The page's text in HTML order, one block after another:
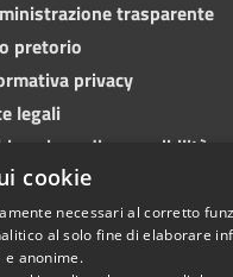
trasparente
pretorio
privacy
legali
di accessibilità
cookie
necessari al corretto
al solo fine di elaborare
e anonime.